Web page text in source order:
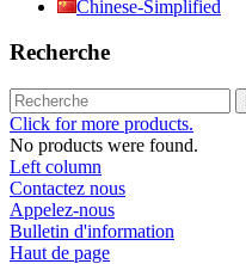
Chinese-Simplified
Recherche
Click for more products.
No products were found.
Left column
Contactez nous
Appelez-nous
Bulletin d'information
Haut de page